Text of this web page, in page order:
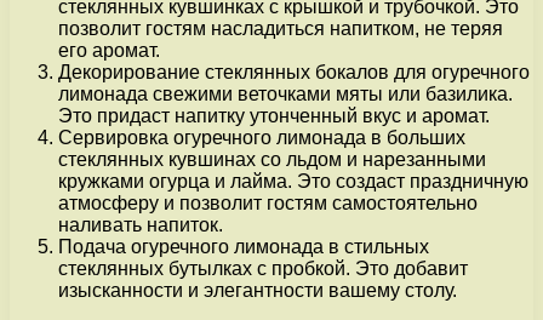
стеклянных кувшинках с крышкой и трубочкой. Это
позволит гостям насладиться напитком, не теряя
его аромат.
Декорирование стеклянных бокалов для огуречного
лимонада свежими веточками мяты или базилика.
Это придаст напитку утонченный вкус и аромат.
Сервировка огуречного лимонада в больших
стеклянных кувшинах со льдом и нарезанными
кружками огурца и лайма. Это создаст праздничную
атмосферу и позволит гостям самостоятельно
наливать напиток.
Подача огуречного лимонада в стильных
стеклянных бутылках с пробкой. Это добавит
изысканности и элегантности вашему столу.